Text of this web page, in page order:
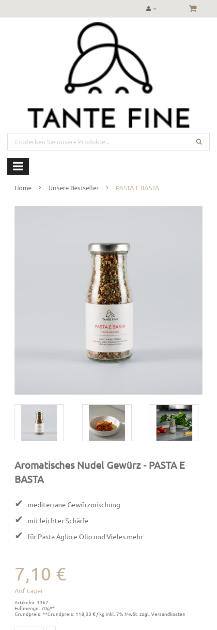
Home Unsere Bestseller PASTA E BASTA
Aromatisches Nudel Gewürz - PASTA E
BASTA
✔ mediterrane Gewürzmischung
✔ mit leichter Schärfe
✔ für Pasta Aglio e Olio und Vieles mehr
7,10 €
Auf Lager
Artikelnr. 1367
Füllmenge: 70g**
Grundpreis: **Grundpreis: 118,33 € / kg inkl. 7% MwSt. zzgl. Versandkosten